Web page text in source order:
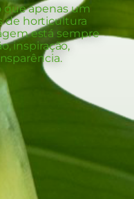
que apenas um
de horticultura
está sempre
inspiração,